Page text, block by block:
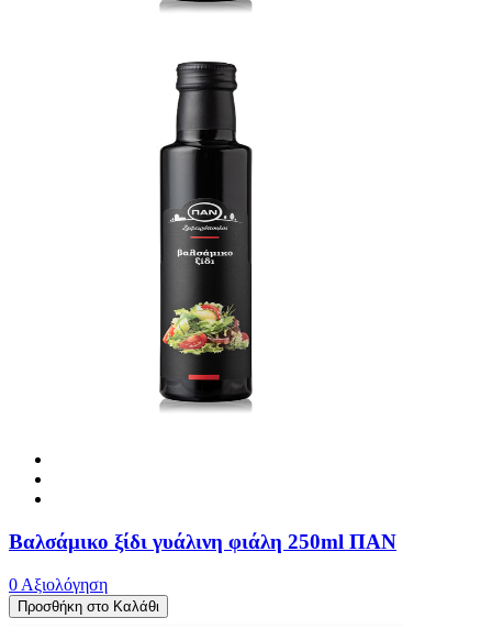
Βαλσάμικο ξίδι γυάλινη φιάλη 250ml ΠΑΝ
0 Αξιολόγηση
Προσθήκη στο Καλάθι